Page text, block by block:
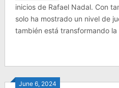
inicios de Rafael Nadal. Con
solo ha mostrado un nivel de
también está transformando la
June 6, 2024